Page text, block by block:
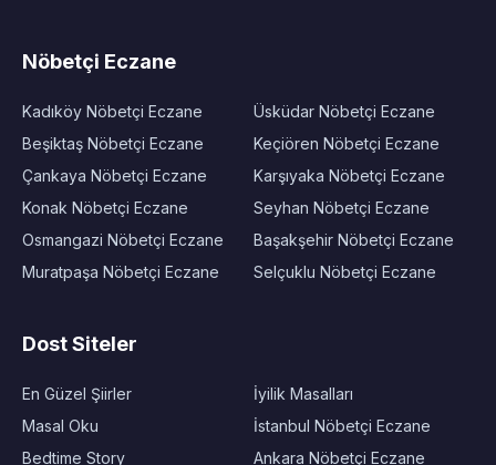
Nöbetçi Eczane
Kadıköy Nöbetçi Eczane
Beşiktaş Nöbetçi Eczane
Çankaya Nöbetçi Eczane
Konak Nöbetçi Eczane
Osmangazi Nöbetçi Eczane
Muratpaşa Nöbetçi Eczane
Üsküdar Nöbetçi Eczane
Keçiören Nöbetçi Eczane
Karşıyaka Nöbetçi Eczane
Seyhan Nöbetçi Eczane
Başakşehir Nöbetçi Eczane
Selçuklu Nöbetçi Eczane
Dost Siteler
En Güzel Şiirler
Masal Oku
Bedtime Story
İyilik Masalları
İstanbul Nöbetçi Eczane
Ankara Nöbetçi Eczane